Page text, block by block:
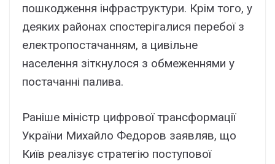
пошкодження інфраструктури. Крім того, у
деяких районах спостерігалися перебої з
електропостачанням, а цивільне
населення зіткнулося з обмеженнями у
постачанні палива.
Раніше міністр цифрової трансформації
України Михайло Федоров заявляв, що
Київ реалізує стратегію поступової